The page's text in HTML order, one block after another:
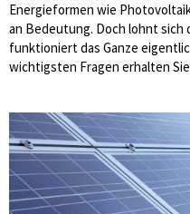
Energieformen wie
an Bedeutung. Doch lohnt sich
funktioniert das Ganze
wichtigsten Fragen erhalten